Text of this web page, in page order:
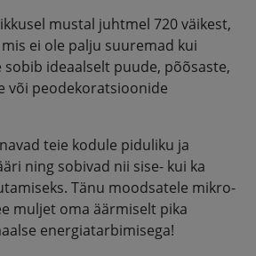
mustal juhtmel 720 väikest,
ei ole palju suuremad kui
sobib ideaalselt puude, põõsaste,
või peodekoratsioonide
teie kodule piduliku ja
ning sobivad nii sise- kui ka
Tänu moodsatele mikro-
muljet oma äärmiselt pika
energiatarbimisega!